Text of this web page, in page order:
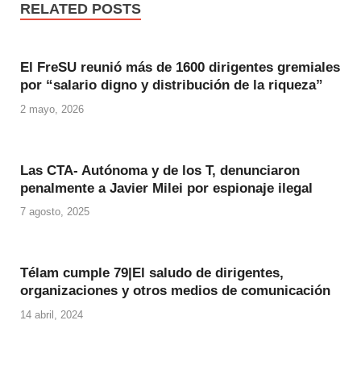
RELATED POSTS
El FreSU reunió más de 1600 dirigentes gremiales
por “salario digno y distribución de la riqueza”
2 mayo, 2026
Las CTA- Autónoma y de los T, denunciaron
penalmente a Javier Milei por espionaje ilegal
7 agosto, 2025
Télam cumple 79|El saludo de dirigentes,
organizaciones y otros medios de comunicación
14 abril, 2024